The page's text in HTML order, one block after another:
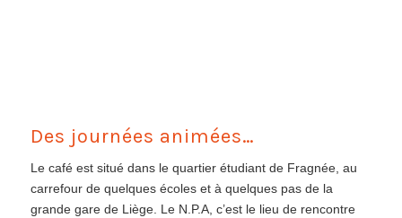
Des journées animées…
Le café est situé dans le quartier étudiant de Fragnée, au
carrefour de quelques écoles et à quelques pas de la
grande gare de Liège. Le N.P.A, c’est le lieu de rencontre